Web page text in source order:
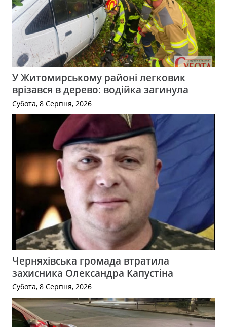
У Житомирському районі легковик
врізався в дерево: водійка загинула
Субота, 8 Серпня, 2026
Черняхівська громада втратила
захисника Олександра Капустіна
Субота, 8 Серпня, 2026